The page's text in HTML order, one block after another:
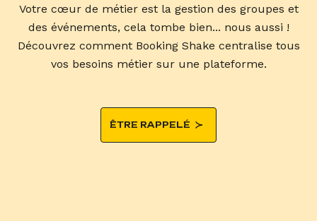
Votre cœur de métier est la gestion des groupes et
des événements, cela tombe bien... nous aussi !
Découvrez comment Booking Shake centralise tous
vos besoins métier sur une plateforme.
ÊTRE RAPPELÉ